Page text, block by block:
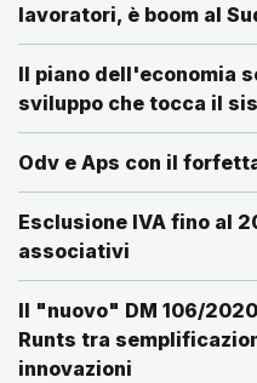
lavoratori, è boom al
Il piano dell'economia
sviluppo che tocca il
Odv e Aps con il
Esclusione IVA fino al
associativi
Il "nuovo" DM 106/
Runts tra
innovazioni